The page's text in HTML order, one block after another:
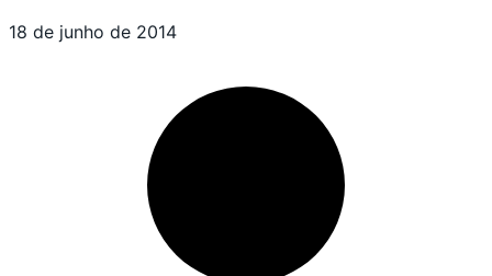
18 de junho de 2014